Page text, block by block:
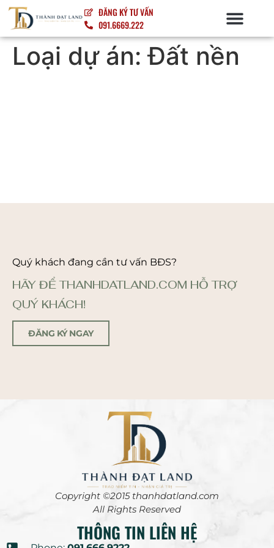
ĐĂNG KÝ TƯ VẤN
091.6669.222
Loại dự án:Đất nền
Quý khách đang cần tư vấn BĐS?
HÃY ĐỂ THANHDATLAND.COM HỖ TRỢ
QUÝ KHÁCH!
ĐĂNG KÝ NGAY
Copyright ©2015 thanhdatland.com
All Rights Reserved
THÔNG TIN LIÊN HỆ